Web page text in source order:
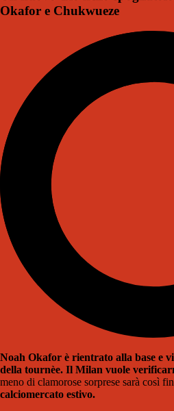
Okafor e Chukwueze
Noah Okafor è rientrato alla base e
della tournèe. Il Milan vuole
meno di clamorose sorprese sarà così
calciomercato estivo.